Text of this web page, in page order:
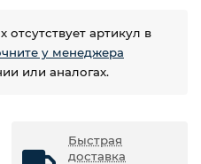
отсутствует артикул в
у менеджера
или аналогах.
Быстрая
доставка